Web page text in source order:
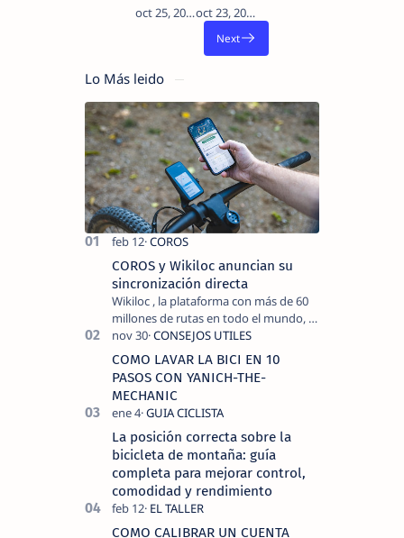
Lo Más leido
COROS y Wikiloc anuncian su
sincronización directa
Wikiloc , la plataforma con más de 60
millones de rutas en todo el mundo, y
COROS , marca de dispositivos GPS
reconocida mundialmente por su
tecnolo…
COMO LAVAR LA BICI EN 10
PASOS CON YANICH-THE-
MECHANIC
La posición correcta sobre la
bicicleta de montaña: guía
completa para mejorar control,
comodidad y rendimiento
COMO CALIBRAR UN CUENTA